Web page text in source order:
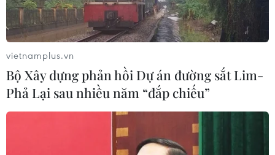
Ronaldo tiếp tục ghi bàn
20/09/2021 00:37
Chelsea đã giành chiến thắng tưng bừng 3-0 ngay trên
sân của Tottenham, vươn lên ngôi đầu bảng Premier
League, trong khi Ronaldo tiếp tục lập công giúp M.U
thắng trận.
vietnamplus.vn
Bộ Xây dựng phản hồi Dự án đường sắt Lim-
Phả Lại sau nhiều năm “đắp chiếu”